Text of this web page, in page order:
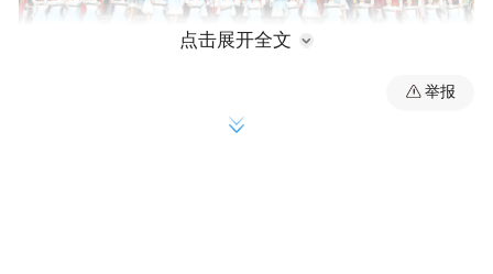
11月15日，各代表团标牌在学青会闭幕式上
点击展开全文
举报